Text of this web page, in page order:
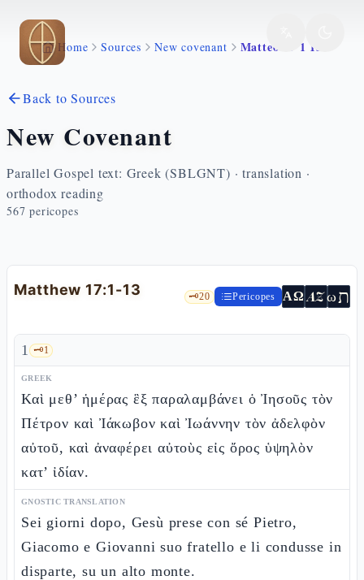
Skip to main content
Home Sources New covenant Matteo 17 1 13
Back to Sources
New Covenant
Parallel Gospel text: Greek (SBLGNT) · translation ·
orthodox reading
567 pericopes
Matthew 17:1-13 🗝️20 Pericopes ΑΩ AZωת
1 🗝️1
GREEK
Καὶ μεθ’ ἡμέρας ἓξ παραλαμβάνει ὁ Ἰησοῦς τὸν
Πέτρον καὶ Ἰάκωβον καὶ Ἰωάννην τὸν ἀδελφὸν
αὐτοῦ, καὶ ἀναφέρει αὐτοὺς εἰς ὄρος ὑψηλὸν
κατ’ ἰδίαν.
GNOSTIC TRANSLATION
Sei giorni dopo, Gesù prese con sé Pietro,
Giacomo e Giovanni suo fratello e li condusse in
disparte, su un alto monte.